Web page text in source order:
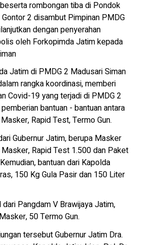
rombongan tiba di Pondok
2 disambut Pimpinan PMDG
dengan penyerahan
oleh Forkopimda Jatim kepada
Jatim di PMDG 2 Madusari Siman
rangka koordinasi, memberi
Covid-19 yang terjadi di PMDG 2
bantuan - bantuan antara
Rapid Test, Termo Gun.
Gubernur Jatim, berupa Masker
Rapid Test 1.500 dan Paket
bantuan dari Kapolda
150 Kg Gula Pasir dan 150 Liter
Pangdam V Brawijaya Jatim,
50 Termo Gun.
tersebut Gubernur Jatim Dra.